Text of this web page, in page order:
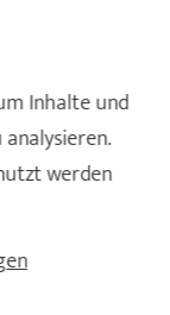
wälzen.
MIT
Inhalte und
werden